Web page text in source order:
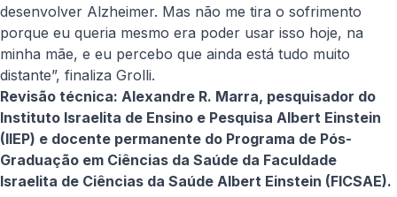
desenvolver Alzheimer. Mas não me tira o sofrimento
porque eu queria mesmo era poder usar isso hoje, na
minha mãe, e eu percebo que ainda está tudo muito
distante”, finaliza Grolli.
Revisão técnica: Alexandre R. Marra, pesquisador do
Instituto Israelita de Ensino e Pesquisa Albert Einstein
(IIEP) e docente permanente do Programa de Pós-
Graduação em Ciências da Saúde da Faculdade
Israelita de Ciências da Saúde Albert Einstein (FICSAE).